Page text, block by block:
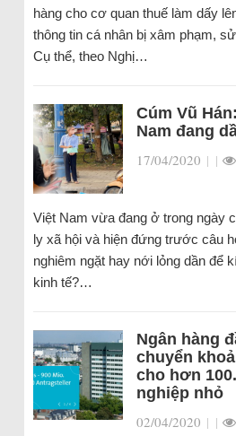
hàng cho cơ quan thuế làm dấy
thông tin cá nhân bị xâm phạm,
Cụ thể, theo Nghị…
Cúm Vũ
Nam đang
17/04/2020 | |
Việt Nam vừa đang ở trong ngày
ly xã hội và hiện đứng trước câu
nghiêm ngặt hay nới lỏng dần để
kinh tế?…
Ngân hàng
chuyển
cho hơn
nghiệp nhỏ
02/04/2020 | |